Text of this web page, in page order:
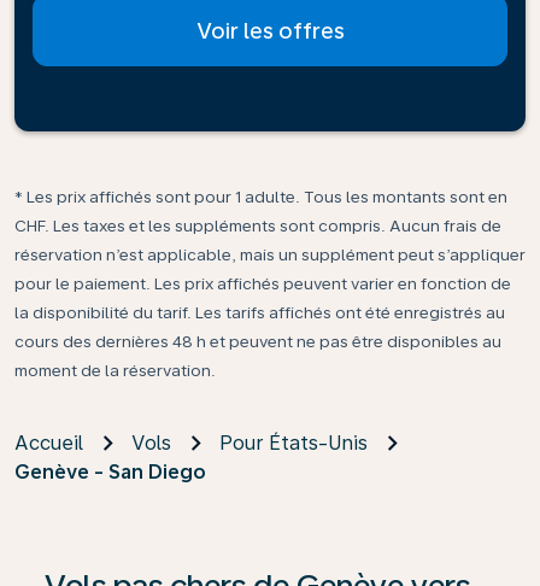
Voir les offres
* Les prix affichés sont pour 1 adulte. Tous les montants sont en
CHF. Les taxes et les suppléments sont compris. Aucun frais de
réservation n’est applicable, mais un supplément peut s’appliquer
pour le paiement. Les prix affichés peuvent varier en fonction de
la disponibilité du tarif. Les tarifs affichés ont été enregistrés au
cours des dernières 48 h et peuvent ne pas être disponibles au
moment de la réservation.
Accueil Vols
Pour États-Unis
Genève - San Diego